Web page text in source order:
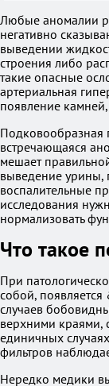
Любые аномалии
негативно
выведении
строения либо
такие опасные
артериальная
появление
Подковообразная
встречающаяся
мешает
выведение урины,
воспалительные
исследования
нормализовать
Что такое
При
собой,
случаев
верхними краями,
единичных
фильтров
Нередко медики